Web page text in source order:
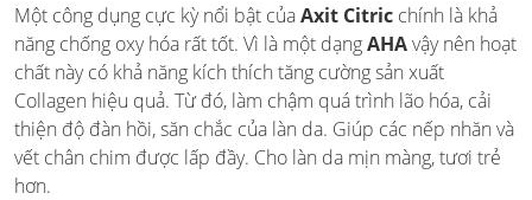
Một công dụng cực kỳ nổi bật củaAxit Citric chính là khả
năng chống oxy hóa rất tốt. Vì là một dạngAHAvậy nên hoạt
chất này có khả năng kích thích tăng cường sản xuất
Collagen hiệu quả. Từ đó, làm chậm quá trình lão hóa, cải
thiện độ đàn hồi, săn chắc của làn da. Giúp các nếp nhăn và
vết chân chim được lấp đầy. Cho làn da mịn màng, tươi trẻ
hơn.